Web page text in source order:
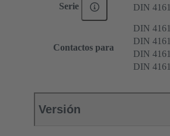
Serie DIN
Contactos para
DIN
DIN
DIN
DIN
Versión